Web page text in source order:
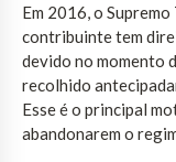
Em 2016, o
contribuinte tem
devido no momento
recolhido
Esse é o principal
abandonarem o